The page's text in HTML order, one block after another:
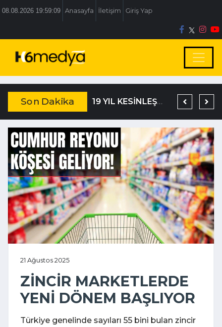
08.08.2026 19:59:09 Anasayfa İletişim Giriş Yap
Son Dakika 19 YIL KESİNLEŞMİŞ HAPİS CEZASIYLA ARANIYORDU
21 Ağustos 2025
ZİNCİR MARKETLERDE
YENİ DÖNEM BAŞLIYOR
Türkiye genelinde sayıları 55 bini bulan zincir